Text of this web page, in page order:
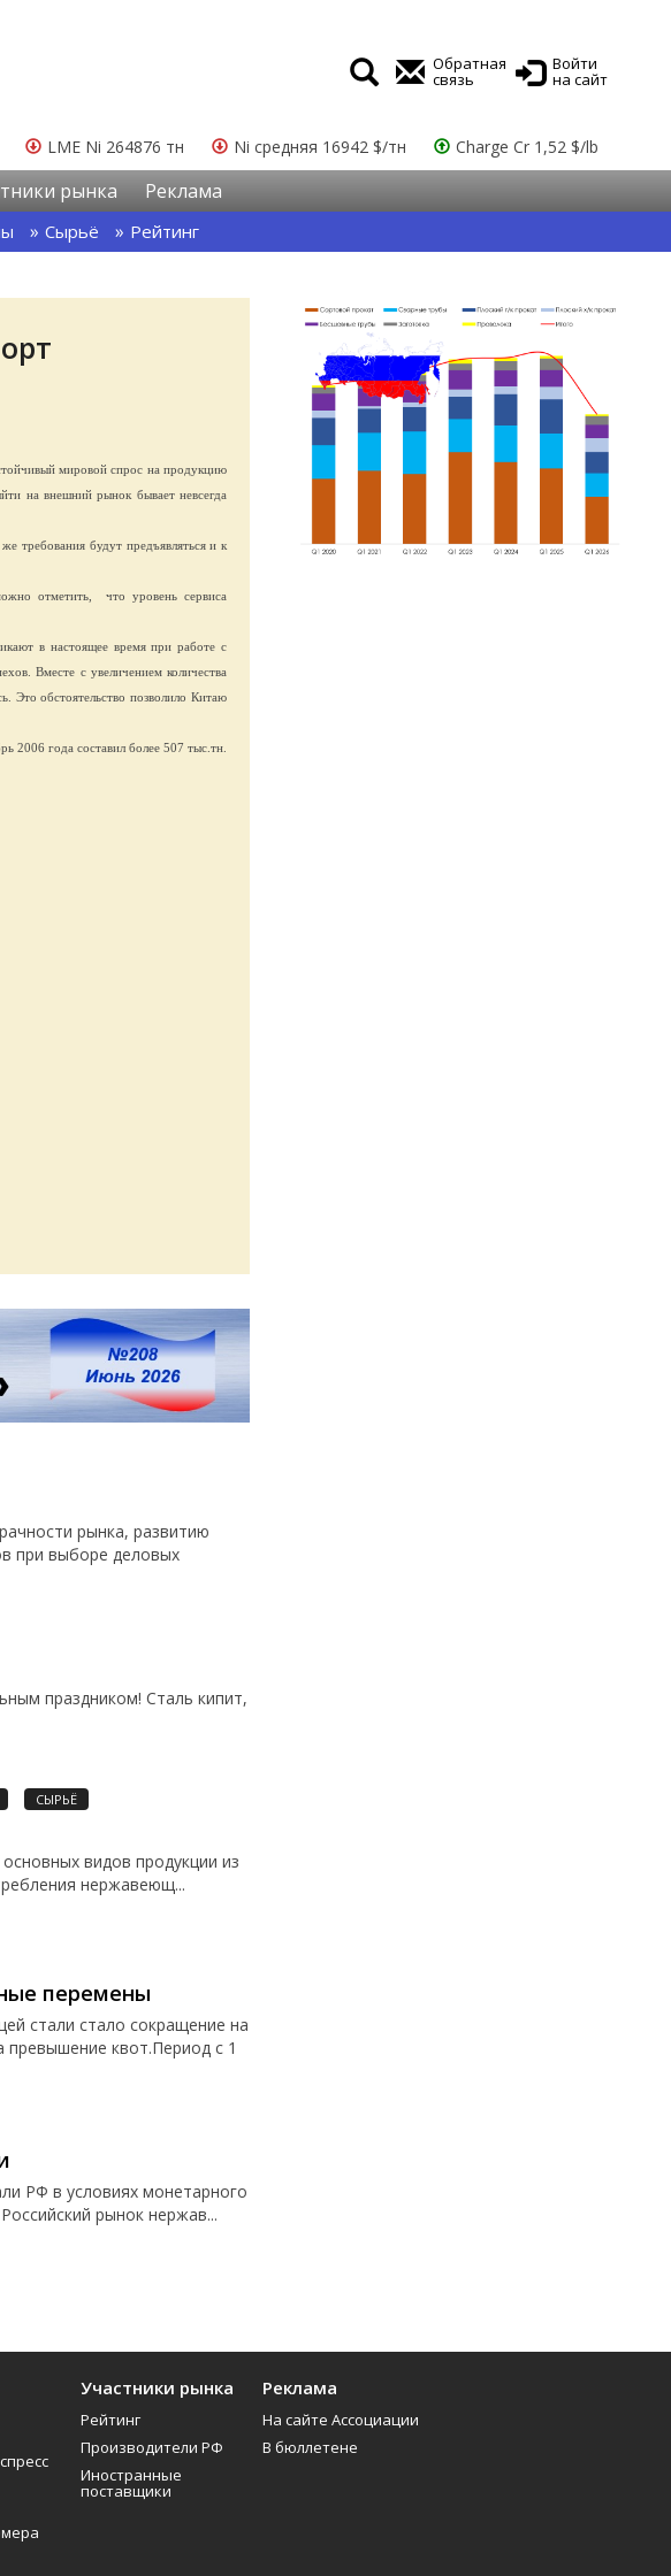
Обратная
связь
Войти
на сайт
LME Ni 264876 тн Ni средняя 16942 $/тн Charge Cr 1,52 $/lb
рынка Реклама
Сырьё Рейтинг
мировой спрос на продукцию
на внешний рынок бывает невсегда
требования будут предъявляться и к
отметить,
что уровень сервиса
в настоящее время при работе с
Вместе с увеличением количества
Это обстоятельство позволило Китаю
2006 года составил более 507 тыс.тн.
рынка, развитию
при выборе деловых
праздником! Сталь кипит,
СЫРЬЁ
видов продукции из
нержавеющ...
перемены
стали стало сокращение на
квот.Период с 1
РФ в условиях монетарного
рынок нержав...
Участники рынка
Рейтинг
Производители РФ
Иностранные
поставщики
Реклама
На сайте Ассоциации
В бюллетене